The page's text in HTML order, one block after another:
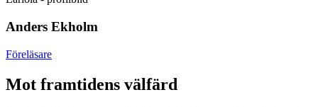
Anders Ekholm
Föreläsare
Mot framtidens välfärd